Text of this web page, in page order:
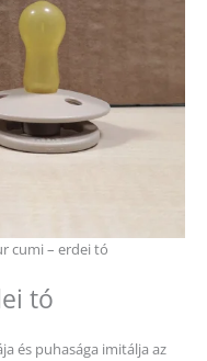
cumi – erdei tó
tó
és puhasága imitálja az